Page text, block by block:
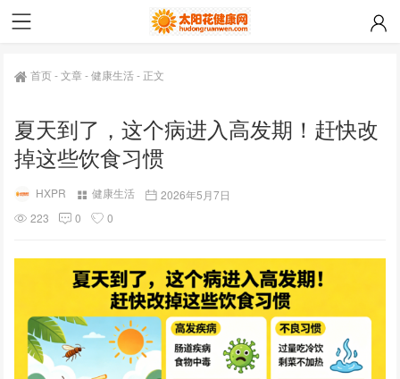
首页-文章-健康生活- 正文
夏天到了，这个病进入高发期！赶快改
掉这些饮食习惯
HXPR 健康生活
2026年5月7日
223
0 0